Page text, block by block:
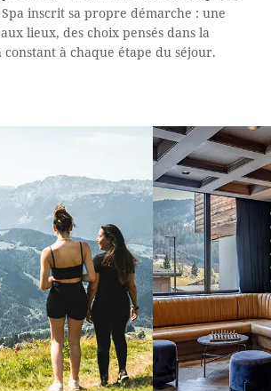
inscrit sa propre démarche : une
lieux, des choix pensés dans la
à chaque étape du séjour.